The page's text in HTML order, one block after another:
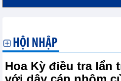
HỘI NHẬP
Hoa Kỳ điều tra lẩn